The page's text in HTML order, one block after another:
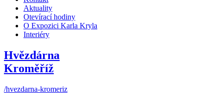
Aktuality
Otevírací hodiny
O Expozici Karla Kryla
Interiéry
Hvězdárna
Kroměříž
/hvezdarna-kromeriz